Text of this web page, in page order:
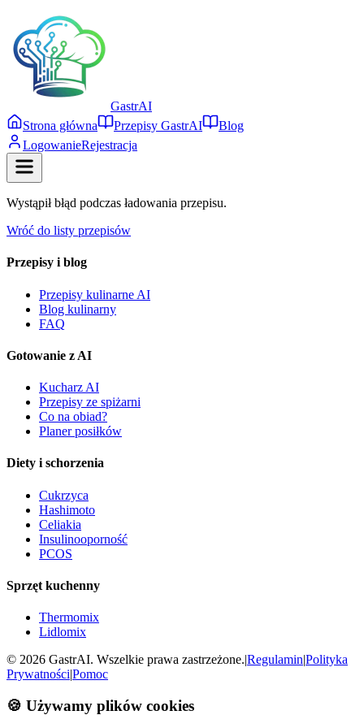
GastrAI
Strona główna
Przepisy GastrAI
Blog
LogowanieRejestracja
Wystąpił błąd podczas ładowania przepisu.
Wróć do listy przepisów
Przepisy i blog
Przepisy kulinarne AI
Blog kulinarny
FAQ
Gotowanie z AI
Kucharz AI
Przepisy ze spiżarni
Co na obiad?
Planer posiłków
Diety i schorzenia
Cukrzyca
Hashimoto
Celiakia
Insulinooporność
PCOS
Sprzęt kuchenny
Thermomix
Lidlomix
© 2026 GastrAI. Wszelkie prawa zastrzeżone.|Regulamin|Polityka
Prywatności|Pomoc
🍪 Używamy plików cookies